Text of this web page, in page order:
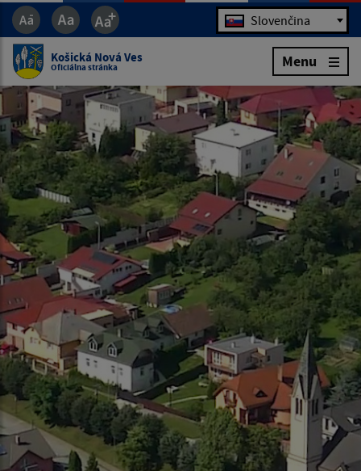
Jazyk Slovenčina
Košická Nová Ves
Oficiálna stránka Menu